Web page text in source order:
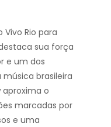
Vivo Rio para
sua força
e um dos
brasileira
o
marcadas por
e uma